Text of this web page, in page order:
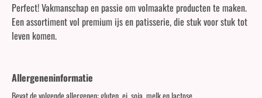
Perfect! Vakmanschap en passie om volmaakte producten te maken.
Een assortiment vol premium ijs en patisserie, die stuk voor stuk tot
leven komen.
Allergeneninformatie
Bevat de volgende allergenen: gluten, ei, soja, melk en lactose